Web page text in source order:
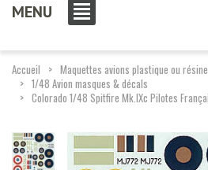
MENU
Accueil
Maquettes avions plastique ou
1/48 Avion masques & décals
Colorado 1/48 Spitfire Mk.IXc Pilotes